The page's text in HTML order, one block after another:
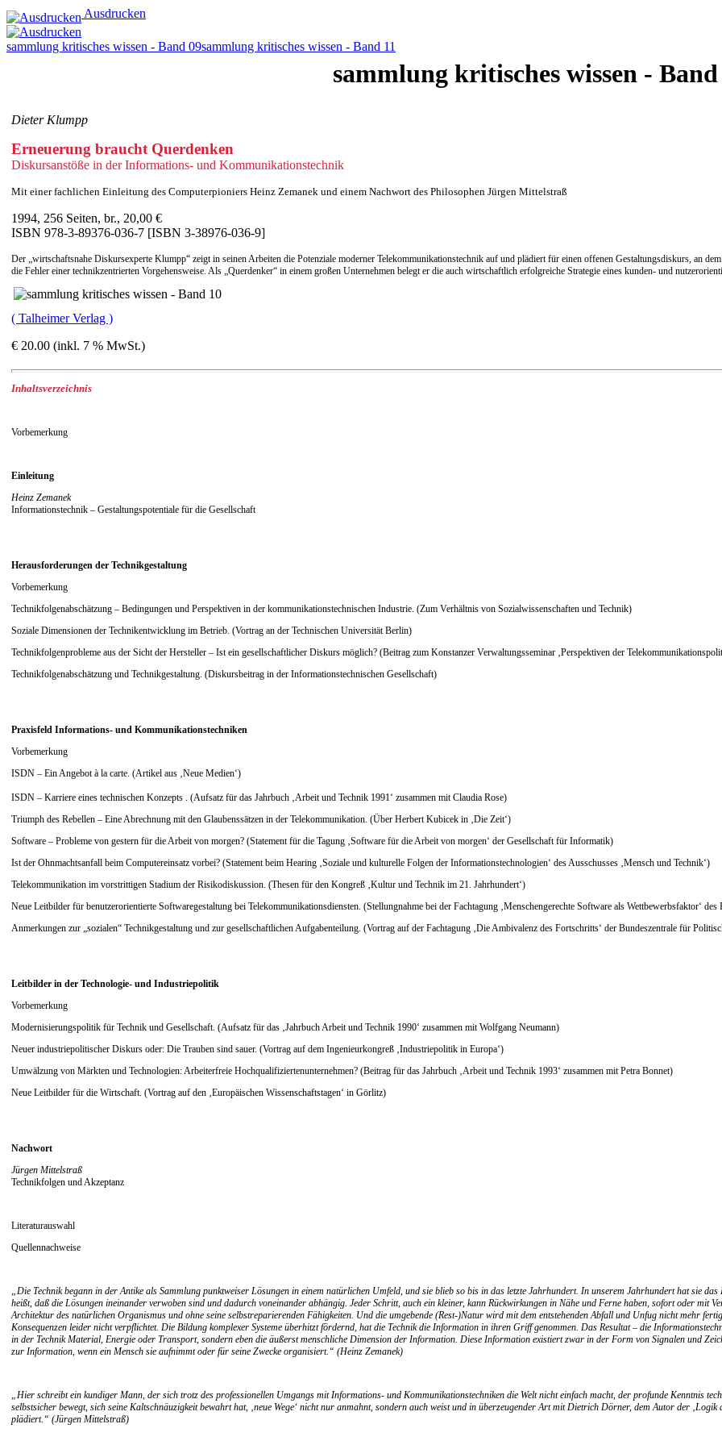
Ausdrucken
sammlung kritisches wissen - Band 09sammlung kritisches wissen - Band 11
sammlung kritisches wissen - Band
Dieter Klumpp
Erneuerung braucht Querdenken
Diskursanstöße in der Informations- und Kommunikationstechnik
Mit einer fachlichen Einleitung des Computerpioniers Heinz Zemanek und einem Nachwort des Philosophen Jürgen Mittelstraß
1994, 256 Seiten, br., 20,00 €
ISBN 978-3-89376-036-7 [ISBN 3-38976-036-9]
Der „wirtschaftsnahe Diskursexperte Klumpp“ zeigt in seinen Arbeiten die Potenziale moderner Telekommunikationstechnik auf und plädiert für einen offenen Gestaltungsdiskurs, an
die Fehler einer technikzentrierten Vorgehensweise. Als „Querdenker“ in einem großen Unternehmen belegt er die auch wirtschaftlich erfolgreiche Strategie eines kunden- und
( Talheimer Verlag )
€ 20.00 (inkl. 7 % MwSt.)
Inhaltsverzeichnis
Vorbemerkung
Einleitung
Heinz Zemanek
Informationstechnik – Gestaltungspotentiale für die Gesellschaft
Herausforderungen der Technikgestaltung
Vorbemerkung
Technikfolgenabschätzung – Bedingungen und Perspektiven in der kommunikationstechnischen Industrie. (Zum Verhältnis von Sozialwissenschaften und Technik)
Soziale Dimensionen der Technikentwicklung im Betrieb. (Vortrag an der Technischen Universität Berlin)
Technikfolgenprobleme aus der Sicht der Hersteller – Ist ein gesellschaftlicher Diskurs möglich? (Beitrag zum Konstanzer Verwaltungsseminar ‚Perspektiven der
Technikfolgenabschätzung und Technikgestaltung. (Diskursbeitrag in der Informationstechnischen Gesellschaft)
Praxisfeld Informations- und Kommunikationstechniken
Vorbemerkung
ISDN – Ein Angebot à la carte. (Artikel aus ‚Neue Medien‘)
ISDN – Karriere eines technischen Konzepts . (Aufsatz für das Jahrbuch ‚Arbeit und Technik 1991‘ zusammen mit Claudia Rose)
Triumph des Rebellen – Eine Abrechnung mit den Glaubenssätzen in der Telekommunikation. (Über Herbert Kubicek in ‚Die Zeit‘)
Software – Probleme von gestern für die Arbeit von morgen? (Statement für die Tagung ‚Software für die Arbeit von morgen‘ der Gesellschaft für Informatik)
Ist der Ohnmachtsanfall beim Computereinsatz vorbei? (Statement beim Hearing ‚Soziale und kulturelle Folgen der Informationstechnologien‘ des Ausschusses ‚Mensch und Technik‘)
Telekommunikation im vorstrittigen Stadium der Risikodiskussion. (Thesen für den Kongreß ‚Kultur und Technik im 21. Jahrhundert‘)
Neue Leitbilder für benutzerorientierte Softwaregestaltung bei Telekommunikationsdiensten. (Stellungnahme bei der Fachtagung ‚Menschengerechte Software als Wettbewerbsfaktor‘
Anmerkungen zur „sozialen“ Technikgestaltung und zur gesellschaftlichen Aufgabenteilung. (Vortrag auf der Fachtagung ‚Die Ambivalenz des Fortschritts‘ der Bundeszentrale für
Leitbilder in der Technologie- und Industriepolitik
Vorbemerkung
Modernisierungspolitik für Technik und Gesellschaft. (Aufsatz für das ‚Jahrbuch Arbeit und Technik 1990‘ zusammen mit Wolfgang Neumann)
Neuer industriepolitischer Diskurs oder: Die Trauben sind sauer. (Vortrag auf dem Ingenieurkongreß ‚Industriepolitik in Europa‘)
Umwälzung von Märkten und Technologien: Arbeiterfreie Hochqualifiziertenunternehmen? (Beitrag für das Jahrbuch ‚Arbeit und Technik 1993‘ zusammen mit Petra Bonnet)
Neue Leitbilder für die Wirtschaft. (Vortrag auf den ‚Europäischen Wissenschaftstagen‘ in Görlitz)
Nachwort
Jürgen Mittelstraß
Technikfolgen und Akzeptanz
Literaturauswahl
Quellennachweise
„Die Technik begann in der Antike als Sammlung punktweiser Lösungen in einem natürlichen Umfeld, und sie blieb so bis in das letzte Jahrhundert. In unserem Jahrhundert hat sie
heißt, daß die Lösungen ineinander verwoben sind und dadurch voneinander abhängig. Jeder Schritt, auch ein kleiner, kann Rückwirkungen in Nähe und Ferne haben, sofort oder mit
Architektur des natürlichen Organismus und ohne seine selbstreparierenden Fähigkeiten. Und die umgebende (Rest-)Natur wird mit dem entstehenden Abfall und Unfug nicht mehr
Konsequenzen leider nicht verpflichtet. Die Bildung komplexer Systeme überhitzt fördernd, hat die Technik die Information in ihren Griff genommen. Das Resultat – die
in der Technik Material, Energie oder Transport, sondern eben die äußerst menschliche Dimension der Information. Diese Information existiert zwar in der Form von Signalen und
zur Information, wenn ein Mensch sie aufnimmt oder für seine Zwecke organisiert.“ (Heinz Zemanek)
„Hier schreibt ein kundiger Mann, der sich trotz des professionellen Umgangs mit Informations- und Kommunikationstechniken die Welt nicht einfach macht, der profunde Kenntnis
selbstsicher bewegt, sich seine Kaltschnäuzigkeit bewahrt hat, ‚neue Wege‘ nicht nur anmahnt, sondern auch weist und in überzeugender Art mit Dietrich Dörner, dem Autor der
plädiert.“ (Jürgen Mittelstraß)